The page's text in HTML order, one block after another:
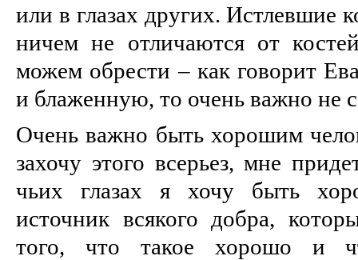
или в глазах других. Истлевшие
ничем не отличаются от
можем обрести – как говорит
и блаженную, то очень важно не
Очень важно быть хорошим
захочу этого всерьез, мне
чьих глазах я хочу быть
источник всякого добра,
того, что такое хорошо и